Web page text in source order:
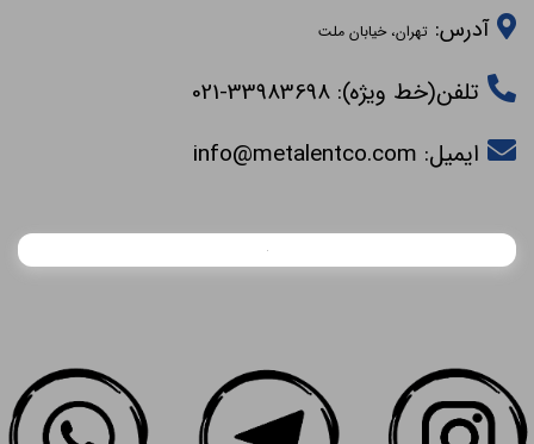
آدرس:تهران، خیابان ملت
تلفن(خط ویژه): 33983698-021
ایمیل:info@metalentco.com